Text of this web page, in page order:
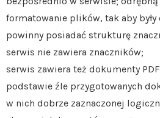
formatowanie plików, tak aby były
powinny posiadać strukturę
serwis nie zawiera znaczników;
serwis zawiera też dokumenty
podstawie źle przygotowanych
w nich dobrze zaznaczonej